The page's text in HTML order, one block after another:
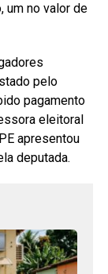
um no valor de
pelo
pagamento
eleitoral
apresentou
deputada.